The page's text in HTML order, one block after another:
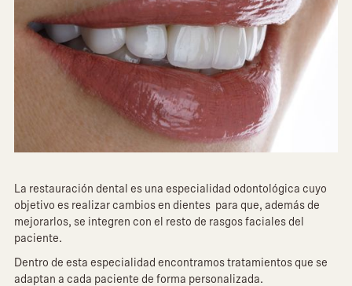
La restauración dental es una especialidad odontológica cuyo
objetivo es realizar cambios en dientes para que, además de
mejorarlos, se integren con el resto de rasgos faciales del
paciente.
Dentro de esta especialidad encontramos tratamientos que se
adaptan a cada paciente de forma personalizada.